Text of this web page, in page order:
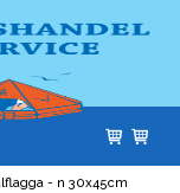
- n 30x45cm